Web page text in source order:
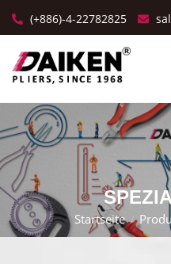
(+886)-4-22782825
Startseite